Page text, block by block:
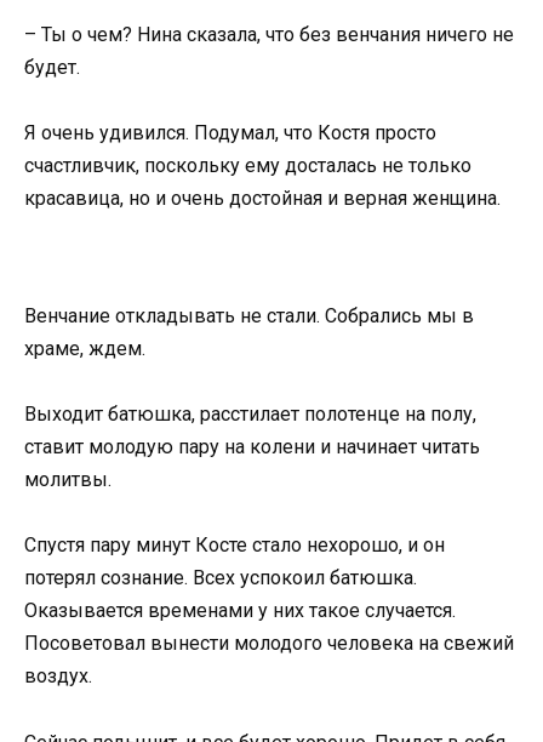
– Ты о чем? Нина сказала, что без венчания ничего не
будет.
Я очень удивился. Подумал, что Костя просто
счастливчик, поскольку ему досталась не только
красавица, но и очень достойная и верная женщина.
Венчание откладывать не стали. Собрались мы в
храме, ждем.
Выходит батюшка, расстилает полотенце на полу,
ставит молодую пару на колени и начинает читать
молитвы.
Спустя пару минут Косте стало нехорошо, и он
потерял сознание. Всех успокоил батюшка.
Оказывается временами у них такое случается.
Посоветовал вынести молодого человека на свежий
воздух.